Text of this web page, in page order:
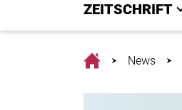
ZEITSCHRIFT
HomeNews